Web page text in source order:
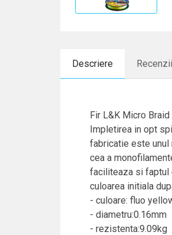
Descriere Recenzii
Fir L&K Micro
Impletirea in opt
fabricatie este unul
cea a
faciliteaza si faptul
culoarea initiala
- culoare: fluo
- diametru:0.16mm
- rezistenta:9.09kg